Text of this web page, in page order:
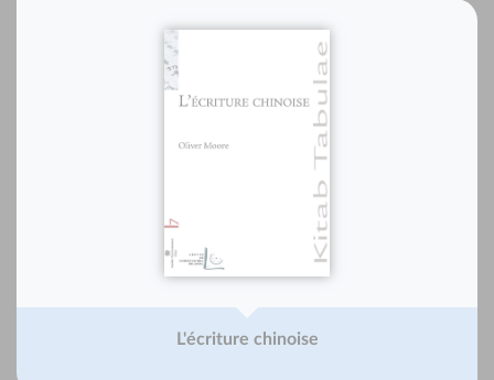
L'écriture chinoise